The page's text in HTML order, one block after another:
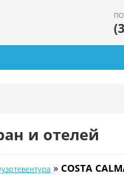
и отелей
» COSTA